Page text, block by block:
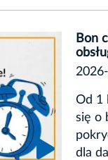
Bon
Od 1
się o
dla